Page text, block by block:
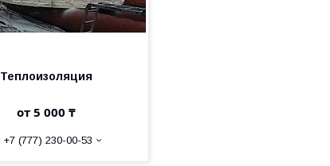
Теплоизоляция
от 5 000 ₸
+7 (777) 230-00-53